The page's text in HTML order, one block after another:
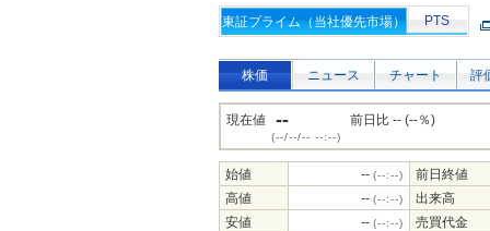
東証プライム（当社優先市場） PTS
株価 ニュース チャート 評
現在値 --
(--/--/-- --:--)
前日比 -- (--％)
始値 -- (--:--)
前日終値
高値
-- (--:--)
出来高
安値
-- (--:--) 売買代金